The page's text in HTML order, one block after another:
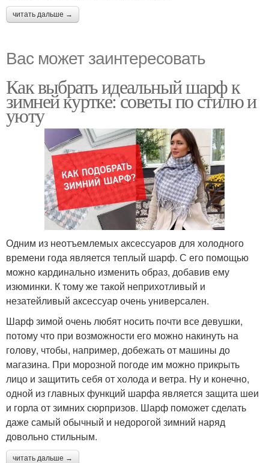
читать дальше →
Вас может заинтересовать
Как выбрать идеальный шарф к
зимней куртке: советы по стилю и
уюту
Одним из неотъемлемых аксессуаров для холодного
времени года является теплый шарф. С его помощью
можно кардинально изменить образ, добавив ему
изюминки. К тому же такой неприхотливый и
незатейливый аксессуар очень универсален.
Шарф зимой очень любят носить почти все девушки,
потому что при возможности его можно накинуть на
голову, чтобы, например, добежать от машины до
магазина. При морозной погоде им можно прикрыть
лицо и защитить себя от холода и ветра. Ну и конечно,
одной из главных функций шарфа является защита шеи
и горла от зимних сюрпризов. Шарф поможет сделать
даже самый обычный и недорогой зимний наряд
довольно стильным.
читать дальше →